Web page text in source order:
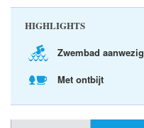
HIGHLIGHTS
Zwembad aanwezig
Met ontbijt